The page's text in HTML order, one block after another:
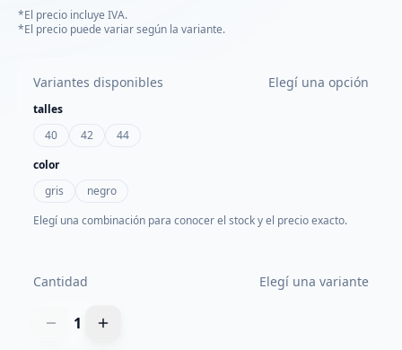
*El precio incluye IVA.
*El precio puede variar según la variante.
Variantes disponibles Elegí una opción
talles
40
42
44
color
gris
negro
Elegí una combinación para conocer el stock y el precio exacto.
Cantidad Elegí una variante
1